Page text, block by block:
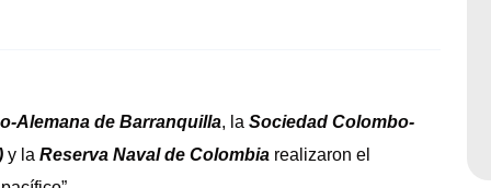
Alemana de Barranquilla, la Sociedad Colombo-
y la Reserva Naval de Colombia realizaron el